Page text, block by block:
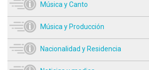
Música y Canto
Música y Producción
Nacionalidad y Residencia